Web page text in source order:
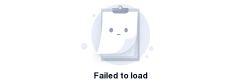
Failed to load